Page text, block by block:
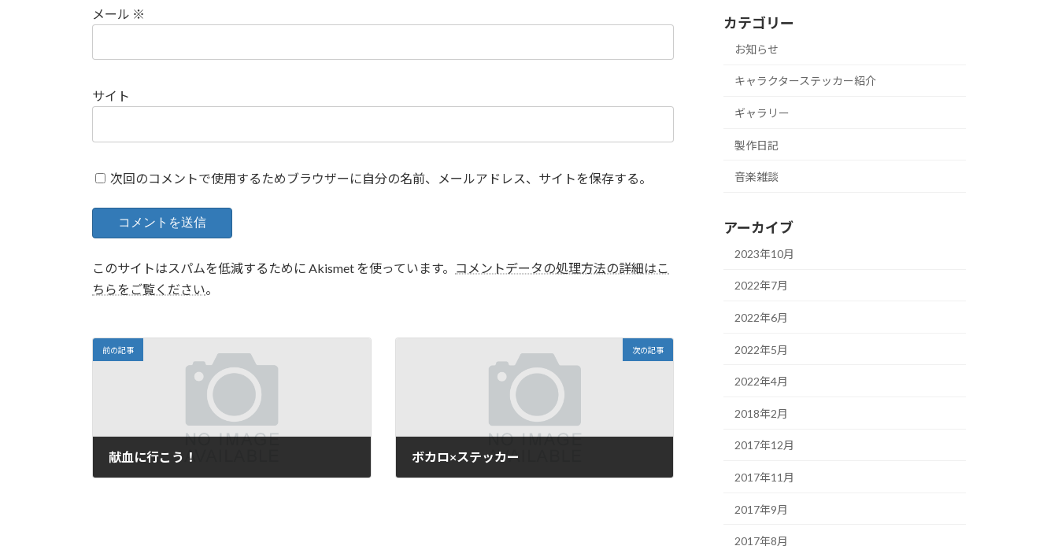
メール ※
サイト
次回のコメントで使用するためブラウザーに自分の名前、メールアドレス、サイトを保存する。
このサイトはスパムを低減するために Akismet を使っています。
コメントデータの処理方法の詳細はこ
ちらをご覧ください。
前の記事
献血に行こう！
次の記事
ボカロ×ステッカー
カテゴリー
お知らせ
キャラクターステッカー紹介
ギャラリー
製作日記
音楽雑談
アーカイブ
2023年10月
2022年7月
2022年6月
2022年5月
2022年4月
2018年2月
2017年12月
2017年11月
2017年9月
2017年8月